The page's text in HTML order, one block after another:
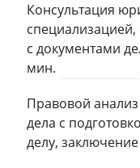
Консультация
с документами
мин.
Правовой
дела с
делу,